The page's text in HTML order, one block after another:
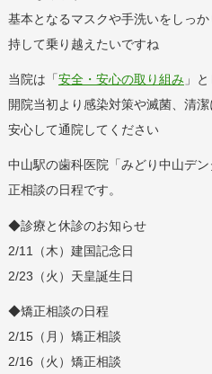
基本となるマスクや手洗いをしっ
持して乗り越えたいですね
当院は「安全・安心の取り組み 」
開院当初より感染対策や滅菌、清
安心して通院してください
中山駅の歯科医院「みどり中山デ
正相談の日程です。
◆診療と休診のお知らせ
2/11（木）建国記念日
2/23（火）天皇誕生日
◆矯正相談の日程
2/15（月）矯正相談
2/16（火）矯正相談